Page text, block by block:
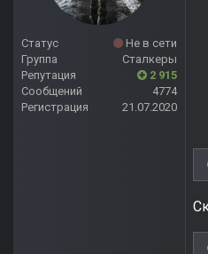
Статус
Не в сети
Группа
Сталкеры
Репутация
2 915
Сообщений
4774
Регистрация
21.07.2020